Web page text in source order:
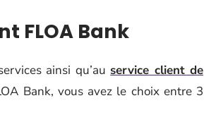
FLOA Bank
ainsi qu’au service client de
Bank, vous avez le choix entre 3